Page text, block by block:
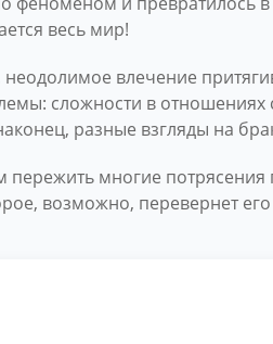
весь мир!
влечение
сложности в отношениях
разные взгляды на
пережить многие
возможно, перевернет